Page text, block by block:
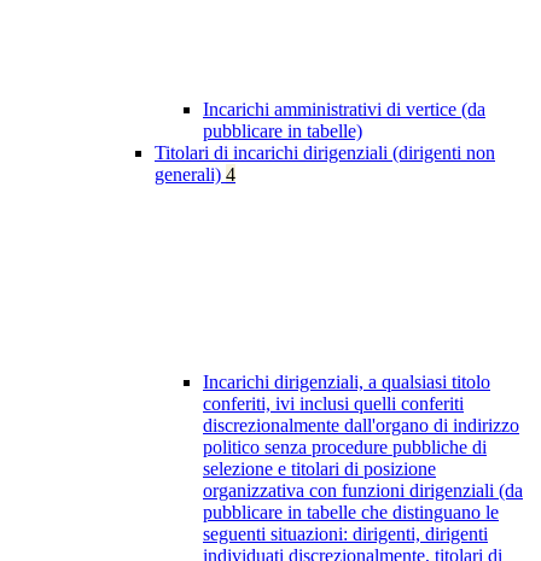
Incarichi amministrativi di vertice (da
pubblicare in tabelle)
Titolari di incarichi dirigenziali (dirigenti non
generali) 4
Incarichi dirigenziali, a qualsiasi titolo
conferiti, ivi inclusi quelli conferiti
discrezionalmente dall'organo di indirizzo
politico senza procedure pubbliche di
selezione e titolari di posizione
organizzativa con funzioni dirigenziali (da
pubblicare in tabelle che distinguano le
seguenti situazioni: dirigenti, dirigenti
individuati discrezionalmente, titolari di